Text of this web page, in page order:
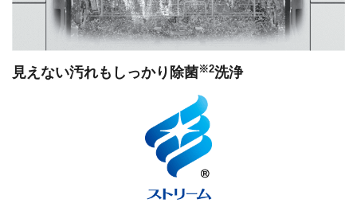
見えない汚れもしっかり除菌※2洗浄